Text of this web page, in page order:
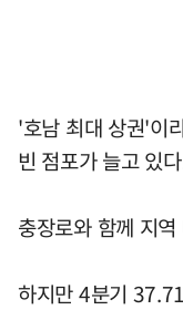
'호남 최대 상권'이
빈 점포가 늘고 있
충장로와 함께 지
하지만 4분기